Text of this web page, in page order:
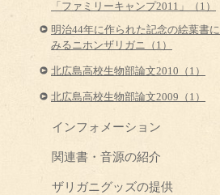
「ファミリーキャンプ2011」（1）
明治44年に作られた記念の絵葉書に
みるニホンザリガニ（1）
北広島高校生物部論文2010（1）
北広島高校生物部論文2009（1）
インフォメーション
関連書・音源の紹介
ザリガニグッズの提供